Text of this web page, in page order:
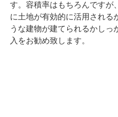
す。容積率はもちろんですが
に土地が有効的に活用される
うな建物が建てられるかしっ
入をお勧め致します。